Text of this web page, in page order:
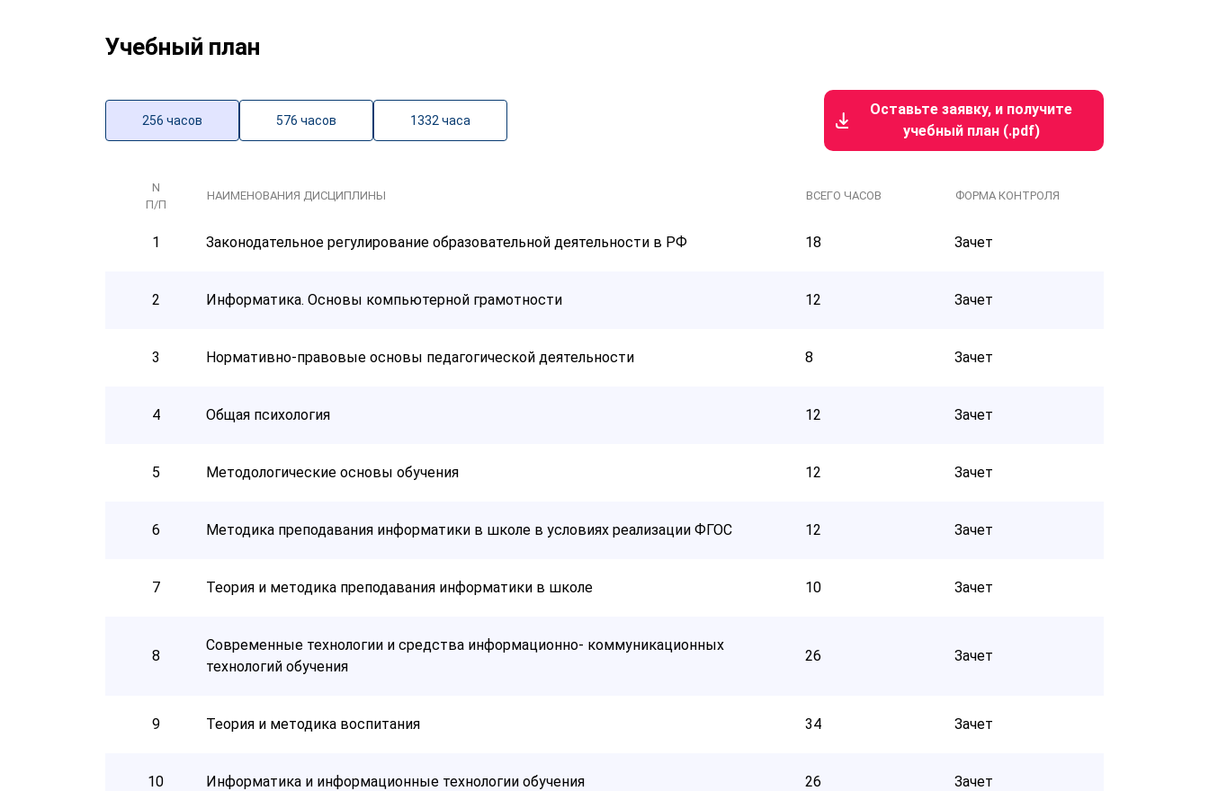
Учебный план
256 часов 576 часов 1332 часа
Оставьте заявку, и получите
учебный план (.pdf)
N
П/П
НАИМЕНОВАНИЯ ДИСЦИПЛИНЫ ВСЕГО ЧАСОВ ФОРМА КОНТРОЛЯ
1 Законодательное регулирование образовательной деятельности в РФ 18 Зачет
2 Информатика. Основы компьютерной грамотности 12 Зачет
3 Нормативно-правовые основы педагогической деятельности 8 Зачет
4 Общая психология 12 Зачет
5 Методологические основы обучения 12 Зачет
6 Методика преподавания информатики в школе в условиях реализации ФГОС 12 Зачет
7 Теория и методика преподавания информатики в школе 10 Зачет
8
Современные технологии и средства информационно- коммуникационных
технологий обучения
26 Зачет
9 Теория и методика воспитания 34 Зачет
10 Информатика и информационные технологии обучения 26 Зачет